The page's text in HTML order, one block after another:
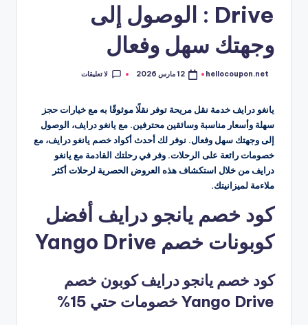
Drive : الوصول إلى
وجهتك سهل وفعال
تمّ
hellocoupon.net 12 مارس 2026 لا تعليقات
يانغو درايف خدمة نقل مريحة توفر نقلًا موثوقًا به مع خيارات حجز
سهلة وأسعار مناسبة وسائقين محترفين. مع يانغو درايف، الوصول
إلى وجهتك سهل وفعال. نوفر لك أحدث أكواد خصم يانغو درايف، مع
خصومات رائعة على الرحلات. وفر في رحلتك القادمة مع يانغو
درايف من خلال استكشاف هذه العروض الحصرية لرحلات أكثر
ملاءمة لميزانيتك.
كود خصم يانجو درايف أفضل
كوبونات خصم Yango Drive
كود خصم يانجو درايف كوبون خصم
Yango Drive خصومات حتي 15%